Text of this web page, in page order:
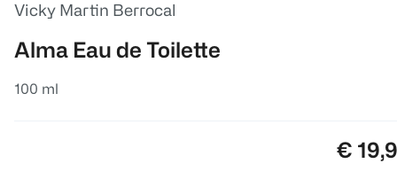
Vicky Martin Berrocal
Alma Eau de Toilette
100 ml
Preis:
€